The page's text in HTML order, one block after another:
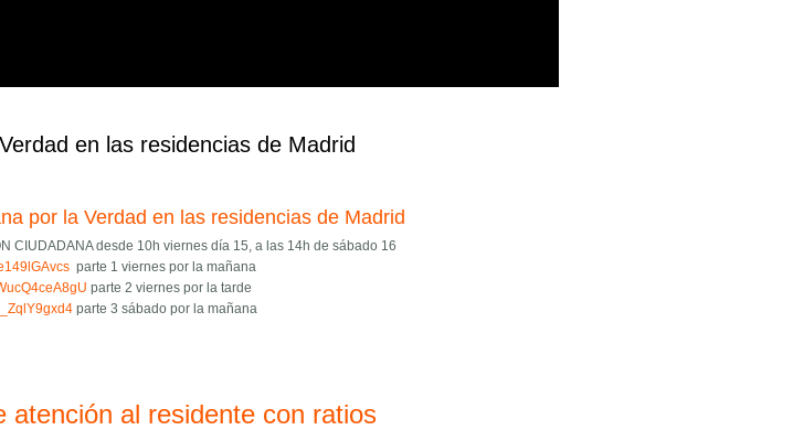
en las residencias de Madrid
por la Verdad en las residencias de Madrid
CIUDADANA desde 10h viernes día 15, a las 14h de sábado 16
csparte 1 viernes por la mañana
gU parte 2 viernes por la tarde
d4parte 3 sábado por la mañana
atención al residente con ratios